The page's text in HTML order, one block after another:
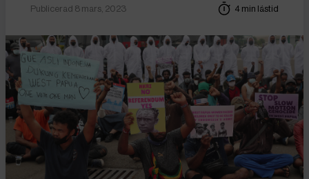
Publicerad 8 mars, 2023 4 min lästid